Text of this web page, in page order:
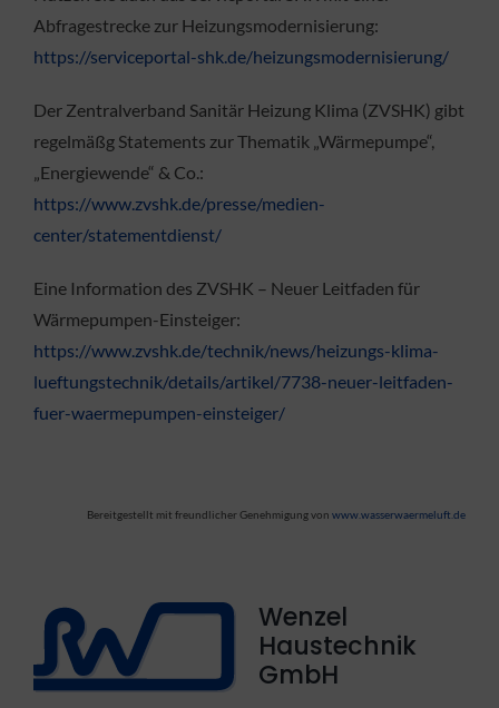
Abfragestrecke zur Heizungsmodernisierung:
https://serviceportal-shk.de/heizungsmodernisierung/
Der Zentralverband Sanitär Heizung Klima (ZVSHK) gibt
regelmäßg Statements zur Thematik „Wärmepumpe“,
„Energiewende“ & Co.:
https://www.zvshk.de/presse/medien-
center/statementdienst/
Eine Information des ZVSHK – Neuer Leitfaden für
Wärmepumpen-Einsteiger:
https://www.zvshk.de/technik/news/heizungs-klima-
lueftungstechnik/details/artikel/7738-neuer-leitfaden-
fuer-waermepumpen-einsteiger/
Bereitgestellt mit freundlicher Genehmigung vonwww.wasserwaermeluft.de
Wenzel
Haustechnik
GmbH